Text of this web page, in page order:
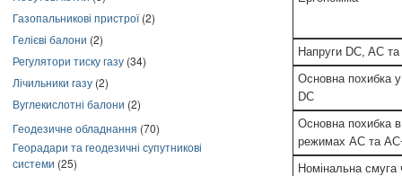
Газопальникові пристрої(2)
Гелієві балони (2)
Регулятори тиску газу (34)
Лічильники газу (2)
Вуглекислотні балони (2)
Геодезичне обладнання (70)
Георадари та геодезичні супутникові
системи (25)
Напруги DC, AC
Основна похибка
DC
Основна похибка в
режимах AC та
Номінальна смуга